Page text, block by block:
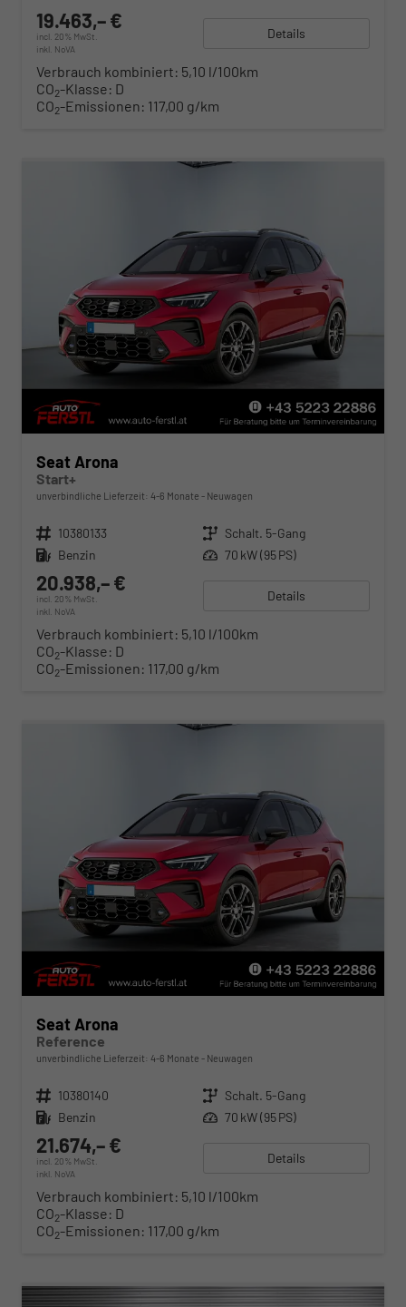
19.463,– €
incl. 20% MwSt.
inkl. NoVA
Details
Verbrauch kombiniert: 5,10 l/100km
CO2-Klasse: D
CO2-Emissionen: 117,00 g/km
Seat Arona
Start+
unverbindliche Lieferzeit: 4-6 Monate Neuwagen
Fahrzeugnr. 10380133 Getriebe Schalt. 5-Gang
Kraftstoff Benzin Leistung 70 kW (95 PS)
20.938,– €
incl. 20% MwSt.
inkl. NoVA
Details
Verbrauch kombiniert: 5,10 l/100km
CO2-Klasse: D
CO2-Emissionen: 117,00 g/km
Seat Arona
Reference
unverbindliche Lieferzeit: 4-6 Monate Neuwagen
Fahrzeugnr. 10380140 Getriebe Schalt. 5-Gang
Kraftstoff Benzin Leistung 70 kW (95 PS)
21.674,– €
incl. 20% MwSt.
inkl. NoVA
Details
Verbrauch kombiniert: 5,10 l/100km
CO2-Klasse: D
CO2-Emissionen: 117,00 g/km